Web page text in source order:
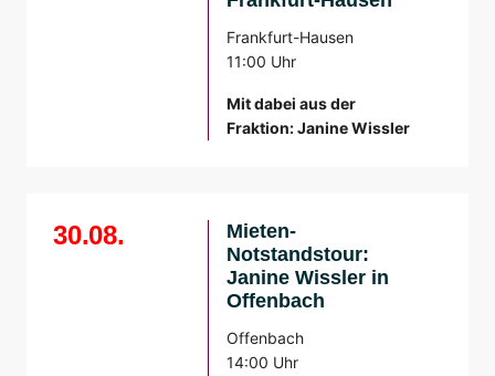
Frankfurt-Hausen
11:00 Uhr
Mit dabei aus der
Fraktion: Janine Wissler
30.08.
Mieten-
Notstandstour:
Janine Wissler in
Offenbach
Offenbach
14:00 Uhr